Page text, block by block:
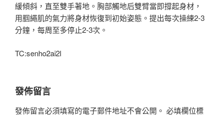
緩傾斜，直至雙手著地。胸部觸地后雙臂當即撐起身材，
用腘繩肌的氣力將身材恢復到初始姿態。提出每次操練2-3
分鐘，每周至多停止2-3次。
TC:senho2ai2l
發佈留言
發佈留言必須填寫的電子郵件地址不會公開。 必填欄位標